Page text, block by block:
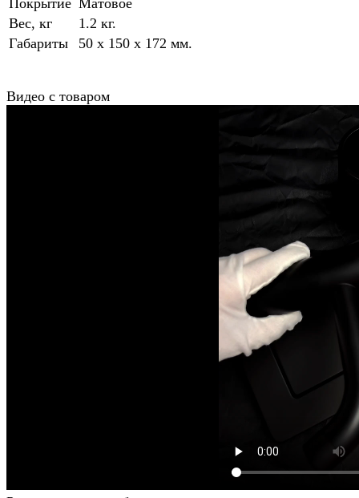
Вес, кг
1.2 кг.
Габариты
50 x 150 x 172 мм.
Видео с товаром